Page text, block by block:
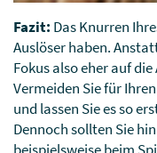
Fazit: Das Knurren
Auslöser haben.
Fokus also eher auf
Vermeiden Sie für
und lassen Sie es so
Dennoch sollten Sie